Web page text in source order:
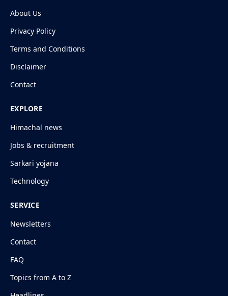
About Us
Privacy Policy
Terms and Conditions
Disclaimer
Contact
EXPLORE
Himachal news
Jobs & recruitment
Sarkari yojana
Technology
SERVICE
Newsletters
Contact
FAQ
Topics from A to Z